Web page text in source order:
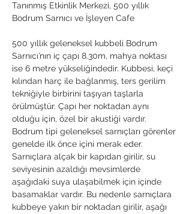
Tanınmış Etkinlik Merkezi, 500 yıllık
Bodrum Sarnıcı ve İşleyen Cafe
500 yıllık geleneksel kubbeli Bodrum
Sarnıcı’nın iç çapı 8.30m, mahya noktası
ise 6 metre yükseliğindedir. Kubbesi, keçi
kılından harç ile bağlanmış, ters gerilim
tekniğiyle birbirini taşıyan taşlarla
örülmüştür. Çapı her noktadan aynı
olduğu için, özel bir akustiği vardır.
Bodrum tipi geleneksel sarnıçları görenler
genelde ilk önce içini merak eder.
Sarnıçlara alçak bir kapıdan girilir, su
seviyesinin azaldığı mevsimlerde
aşağıdaki suya ulaşabilmek için içinde
basamaklar vardır. Bu nedenle sarnıçlara
kubbeye yakın bir noktadan girilir, aşağı